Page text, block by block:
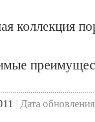
коллекция
| Дата